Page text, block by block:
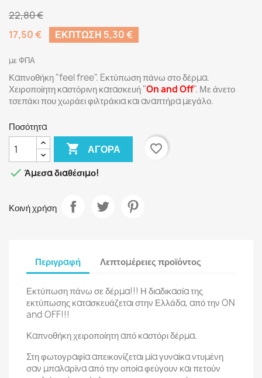
22,80 €
17,50 €
ΈΚΠΤΩΣΗ 5,30 €
με ΦΠΑ
Καπνοθήκη "feel free". Eκτύπωση πάνω στο δέρμα.
Χειροποίητη καστόρινη κατασκευή "On and Off". Με άνετο
τσεπάκι που χωράει φιλτράκια και αναπτήρα μεγάλο.
Ποσότητα
 ΑΓΟΡΆ
favorite_border
 Άμεσα διαθέσιμο!
Κοινή χρήση
Περιγραφή Λεπτομέρειες προϊόντος
Εκτύπωση πάνω σε δέρμα!!! Η διαδικασία της
εκτύπωσης κατασκευάζεται στην Ελλάδα, από την ON
and OFF!!!
Καπνοθήκη χειροποίητη από καστόρι δέρμα.
Στη φωτογραφία απεικονίζεται μία γυναίκα ντυμένη
σαν μπαλαρίνα από την οποία φεύγουν και πετούν